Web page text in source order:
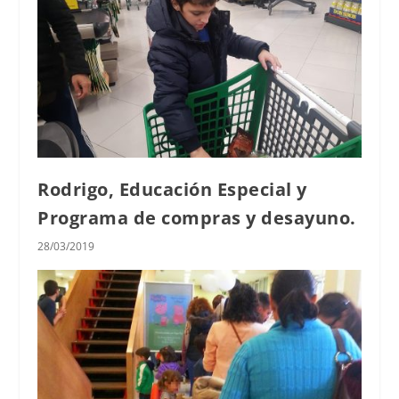
Rodrigo, Educación Especial y
Programa de compras y desayuno.
28/03/2019